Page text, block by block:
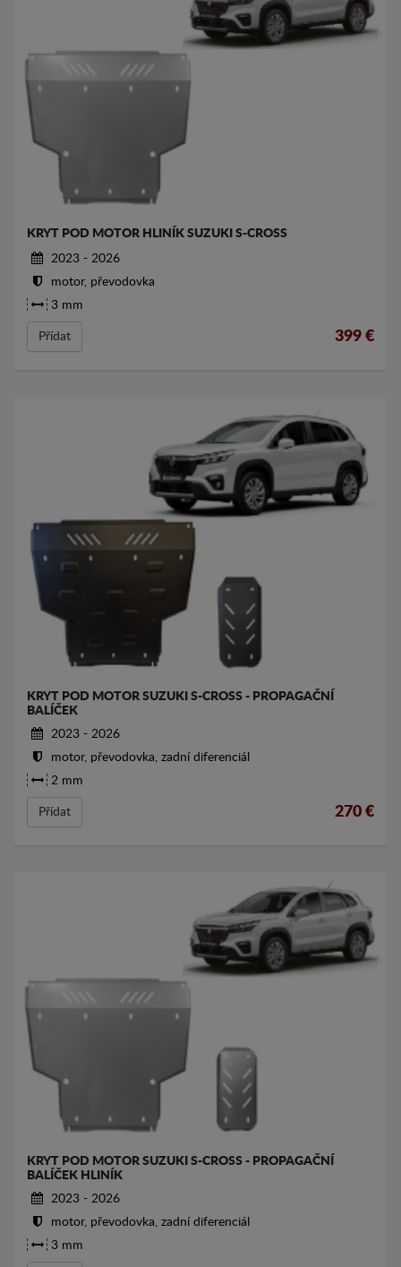
KRYT POD MOTOR HLINÍK SUZUKI S-CROSS
2023 - 2026
motor, převodovka
3 mm
Přídat 399 €
KRYT POD MOTOR SUZUKI S-CROSS - PROPAGAČNÍ
BALÍČEK
2023 - 2026
motor, převodovka, zadní diferenciál
2 mm
Přídat 270 €
KRYT POD MOTOR SUZUKI S-CROSS - PROPAGAČNÍ
BALÍČEK HLINÍK
2023 - 2026
motor, převodovka, zadní diferenciál
3 mm